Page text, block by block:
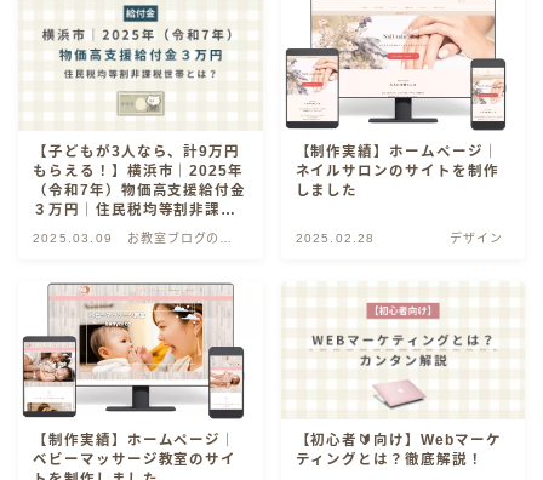
【子どもが3人なら、計9万円
もらえる！】横浜市｜2025年
（令和7年）物価高支援給付金
３万円｜住民税均等割非課税
2025.03.09
お教室ブログの書
【制作実績】ホームページ｜
ネイルサロンのサイトを制作
しました
2025.02.28 デザイン
【制作実績】ホームページ｜
ベビーマッサージ教室のサイ
【初心者🔰向け】Webマーケ
ティングとは？徹底解説！